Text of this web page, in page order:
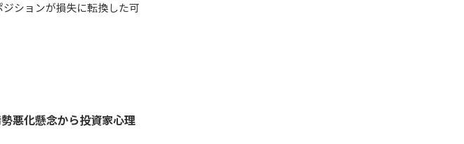
ションが損失に転換した可
悪化懸念から投資家心理